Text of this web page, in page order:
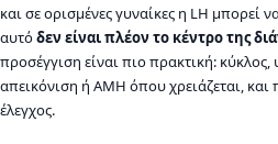
και σε ορισμένες γυναίκες η LH μπορεί
αυτόδεν είναι πλέον το κέντρο της
προσέγγιση είναι πιο πρακτική:
απεικόνιση ή AMH όπου χρειάζεται,
έλεγχος.